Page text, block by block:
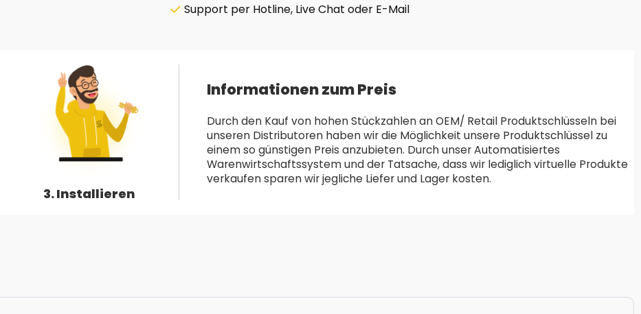
Support per Hotline, Live Chat oder E-Mail
3. Installieren
Informationen zum Preis
Durch den Kauf von hohen Stückzahlen an OEM/ Retail Produktschlüsseln bei
unseren Distributoren haben wir die Möglichkeit unsere Produktschlüssel zu
einem so günstigen Preis anzubieten. Durch unser Automatisiertes
Warenwirtschaftssystem und der Tatsache, dass wir lediglich virtuelle Produkte
verkaufen sparen wir jegliche Liefer und Lager kosten.